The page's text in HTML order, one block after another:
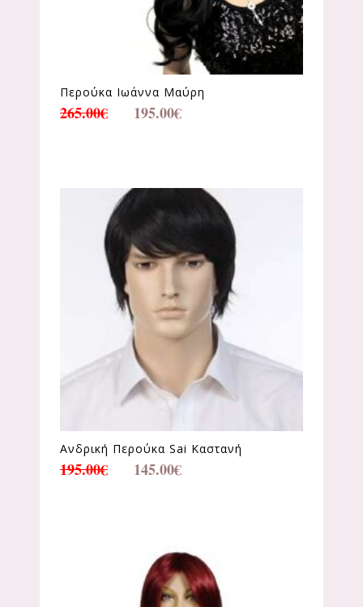
Περούκα Ιωάννα Μαύρη
265.00€ 195.00€
Ανδρική Περούκα Sai Καστανή
195.00€ 145.00€